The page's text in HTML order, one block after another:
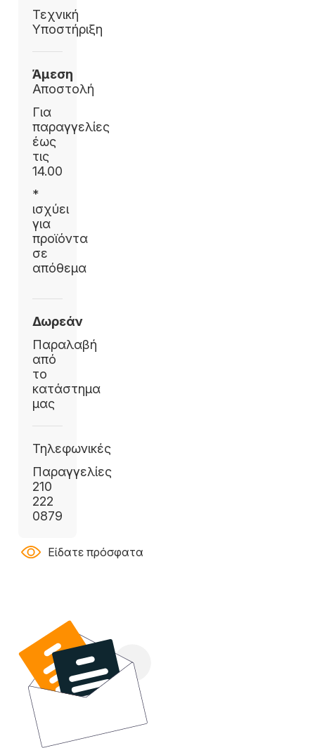
Τεχνική
Υποστήριξη
Άμεση
Αποστολή
Για
παραγγελίες
έως
τις
14.00
*
ισχύει
για
προϊόντα
σε
απόθεμα
Δωρεάν
Παραλαβή
από
το
κατάστημα
μας
Τηλεφωνικές
Παραγγελίες
210
222
0879
Είδατε πρόσφατα